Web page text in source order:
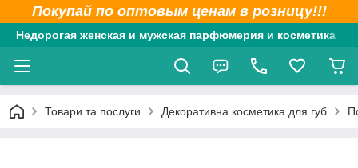
Покупай по оптовым ценам в розницу!!!
Недорогая женская и мужская парфюмерия и косметика
Товари та послуги Декоративна косметика для губ